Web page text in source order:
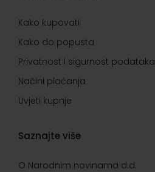
Kako kupovati
Kako do popusta
Privatnost i sigurnost podataka
Načini plaćanja
Uvjeti kupnje
Saznajte više
O Narodnim novinama d.d.